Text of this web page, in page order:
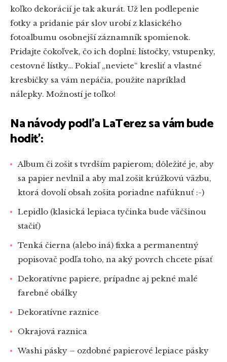
koľko dekorácií je tak akurát. Už len podlepenie
fotky a pridanie pár slov urobí z klasického
fotoalbumu osobnejší záznamník spomienok.
Pridajte čokoľvek, čo ich doplní: lístočky, vstupenky,
cestovné lístky… Pokiaľ „neviete“ kresliť a vlastné
kresbičky sa vám nepáčia, použite napríklad
nálepky. Možností je toľko!
Na návody podľa LaTerez sa vám bude
hodiť:
Album či zošit s tvrdším papierom; dôležité je, aby
sa papier nevlnil a aby mal zošit krúžkovú väzbu,
ktorá dovolí obsah zošita poriadne nafúknuť :-)
Lepidlo (klasická lepiaca tyčinka bude väčšinou
stačiť)
Tenká čierna (alebo iná) fixka a permanentný
popisovač podľa toho, na aký povrch chcete písať
Dekoratívne papiere, prípadne aj pekné malé
farebné obálky
Dekoratívne raznice
Okrajová raznica
Washi pásky – ozdobné papierové lepiace pásky